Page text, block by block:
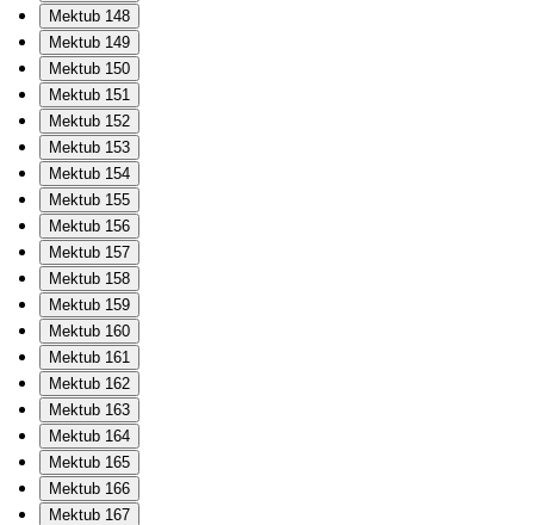
Mektub 148
Mektub 149
Mektub 150
Mektub 151
Mektub 152
Mektub 153
Mektub 154
Mektub 155
Mektub 156
Mektub 157
Mektub 158
Mektub 159
Mektub 160
Mektub 161
Mektub 162
Mektub 163
Mektub 164
Mektub 165
Mektub 166
Mektub 167